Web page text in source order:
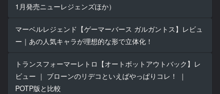
1月発売ニューレジェンズほか）
マーベルレジェンド【ゲーマーバース ガルガントス】レビュ
ー｜あの人気キャラが理想的な形で立体化！
トランスフォーマーレトロ【オートボットアウトバック】レ
ビュー ｜ ブローンのリデコといえばやっぱりコレ！ ｜
POTP版と比較